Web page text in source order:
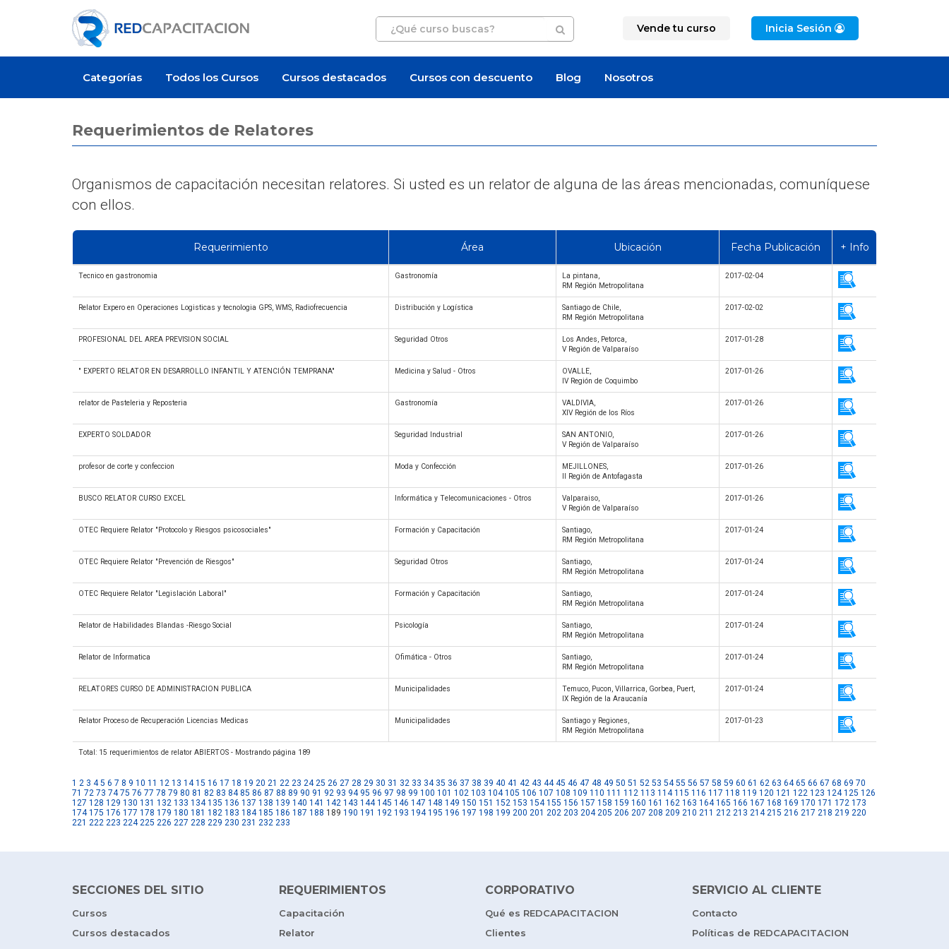
Vende tu curso Inicia Sesión
Categorías Todos los Cursos Cursos destacados Cursos con descuento Blog Nosotros
Requerimientos de Relatores
Organismos de capacitación necesitan relatores. Si usted es un relator de alguna de las áreas mencionadas, comuníquese
con ellos.
Requerimiento Área Ubicación Fecha Publicación + Info
Tecnico en gastronomia Gastronomía
La pintana,
RM Región Metropolitana
2017-02-04
Relator Expero en Operaciones Logisticas y tecnologia GPS, WMS, Radiofrecuencia Distribución y Logística
Santiago de Chile,
RM Región Metropolitana
2017-02-02
PROFESIONAL DEL AREA PREVISION SOCIAL Seguridad Otros
Los Andes, Petorca,
V Región de Valparaíso
2017-01-28
" EXPERTO RELATOR EN DESARROLLO INFANTIL Y ATENCIÓN TEMPRANA" Medicina y Salud - Otros
OVALLE,
IV Región de Coquimbo
2017-01-26
relator de Pasteleria y Reposteria Gastronomía
VALDIVIA,
XIV Región de los Ríos
2017-01-26
EXPERTO SOLDADOR Seguridad Industrial
SAN ANTONIO,
V Región de Valparaíso
2017-01-26
profesor de corte y confeccion Moda y Confección
MEJILLONES,
II Región de Antofagasta
2017-01-26
BUSCO RELATOR CURSO EXCEL Informática y Telecomunicaciones - Otros
Valparaiso,
V Región de Valparaíso
2017-01-26
OTEC Requiere Relator "Protocolo y Riesgos psicosociales" Formación y Capacitación
Santiago,
RM Región Metropolitana
2017-01-24
OTEC Requiere Relator "Prevención de Riesgos" Seguridad Otros
Santiago,
RM Región Metropolitana
2017-01-24
OTEC Requiere Relator "Legislación Laboral" Formación y Capacitación
Santiago,
RM Región Metropolitana
2017-01-24
Relator de Habilidades Blandas -Riesgo Social Psicología
Santiago,
RM Región Metropolitana
2017-01-24
Relator de Informatica Ofimática - Otros
Santiago,
RM Región Metropolitana
2017-01-24
RELATORES CURSO DE ADMINISTRACION PUBLICA Municipalidades
Temuco, Pucon, Villarrica, Gorbea, Puert,
IX Región de la Araucanía
2017-01-24
Relator Proceso de Recuperación Licencias Medicas Municipalidades
Santiago y Regiones,
RM Región Metropolitana
2017-01-23
Total: 15 requerimientos de relator ABIERTOS - Mostrando página 189
1 2 3 4 5 6 7 8 9 10 11 12 13 14 15 16 17 18 19 20 21 22 23 24 25 26 27 28 29 30 31 32 33 34 35 36 37 38 39 40 41 42 43 44 45 46 47 48 49 50 51 52 53 54 55 56 57 58 59 60 61 62 63 64 65 66 67 68 69 70
71 72 73 74 75 76 77 78 79 80 81 82 83 84 85 86 87 88 89 90 91 92 93 94 95 96 97 98 99 100 101 102 103 104 105 106 107 108 109 110 111 112 113 114 115 116 117 118 119 120 121 122 123 124 125 126
127 128 129 130 131 132 133 134 135 136 137 138 139 140 141 142 143 144 145 146 147 148 149 150 151 152 153 154 155 156 157 158 159 160 161 162 163 164 165 166 167 168 169 170 171 172 173
174 175 176 177 178 179 180 181 182 183 184 185 186 187 188 189 190 191 192 193 194 195 196 197 198 199 200 201 202 203 204 205 206 207 208 209 210 211 212 213 214 215 216 217 218 219 220
221 222 223 224 225 226 227 228 229 230 231 232 233
SECCIONES DEL SITIO
Cursos
Cursos destacados
REQUERIMIENTOS
Capacitación
Relator
CORPORATIVO
Qué es REDCAPACITACION
Clientes
SERVICIO AL CLIENTE
Contacto
Políticas de REDCAPACITACION